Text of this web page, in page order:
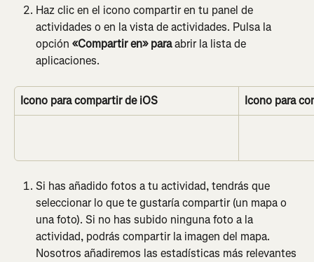
Haz clic en el icono compartir en tu panel de
actividades o en la vista de actividades. Pulsa la
opción «Compartir en» para abrir la lista de
aplicaciones.
Icono para compartir de iOS Icono para
Si has añadido fotos a tu actividad, tendrás que
seleccionar lo que te gustaría compartir (un mapa o
una foto). Si no has subido ninguna foto a la
actividad, podrás compartir la imagen del mapa.
Nosotros añadiremos las estadísticas más relevantes